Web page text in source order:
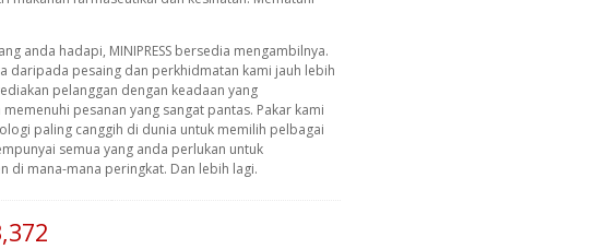
anda hadapi, MINIPRESS bersedia mengambilnya.
daripada pesaing dan perkhidmatan kami jauh lebih
pelanggan dengan keadaan yang
pesanan yang sangat pantas. Pakar kami
paling canggih di dunia untuk memilih pelbagai
semua yang anda perlukan untuk
di mana-mana peringkat. Dan lebih lagi.